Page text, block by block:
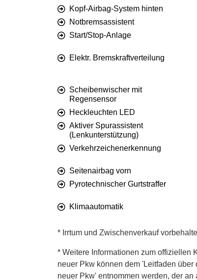
Kopf-Airbag-System hinten
Notbremsassistent
Start/Stop-Anlage
Elektr. Bremskraftverteilung
Scheibenwischer mit
Regensensor
Heckleuchten LED
Aktiver Spurassistent
(Lenkunterstützung)
Verkehrzeichenerkennung
Seitenairbag vorn
Pyrotechnischer Gurtstraffer
Klimaautomatik
* Irrtum und Zwischenverkauf
* Weitere Informationen zum offiziellen
neuer Pkw können dem 'Leitfaden
neuer Pkw' entnommen werden, der